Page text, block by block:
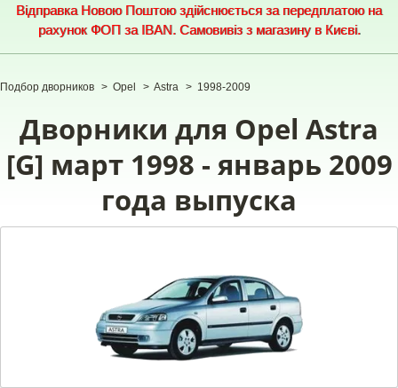
Відправка Новою Поштою здійснюється за передплатою на
рахунок ФОП за IBAN. Самовивіз з магазину в Києві.
Подбор дворников > Opel > Astra > 1998-2009
Дворники для Opel Astra
[G] март 1998 - январь 2009
года выпуска